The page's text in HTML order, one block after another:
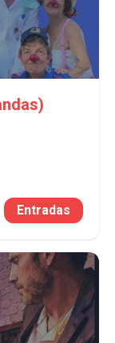
Entradas